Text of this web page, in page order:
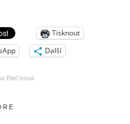
Tisknout
Další
Bečková